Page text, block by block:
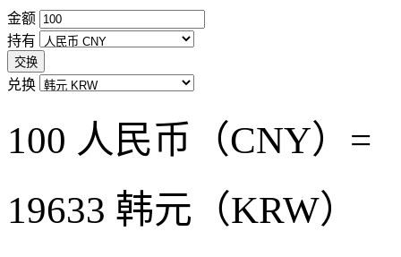
金额
持有
交换
兑换
100 人民币（CNY）=
19633 韩元（KRW）